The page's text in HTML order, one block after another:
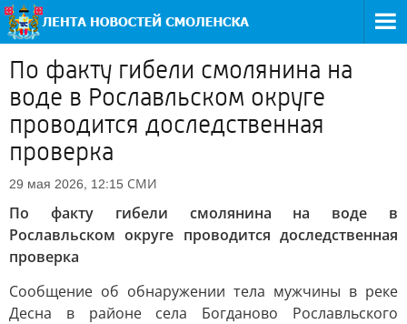
По факту гибели смолянина на
воде в Рославльском округе
проводится доследственная
проверка
29 мая 2026, 12:15 СМИ
По факту гибели смолянина на воде в
Рославльском округе проводится доследственная
проверка
Сообщение об обнаружении тела мужчины в реке
Десна в районе села Богданово Рославльского